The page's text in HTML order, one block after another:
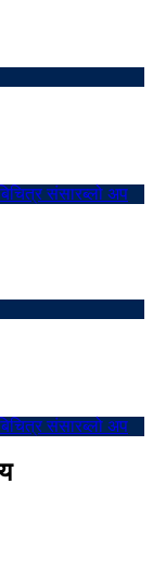
संसारब्लो अप
संसारब्लो अप